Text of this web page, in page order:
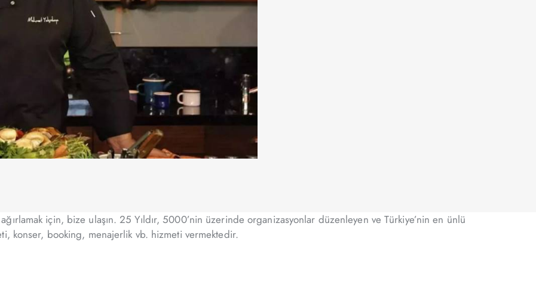
ağırlamak için, bize ulaşın. 25 Yıldır, 5000’nin üzerinde organizasyonlar düzenleyen ve Türkiye’nin en ünlü
konser, booking, menajerlik vb. hizmeti vermektedir.